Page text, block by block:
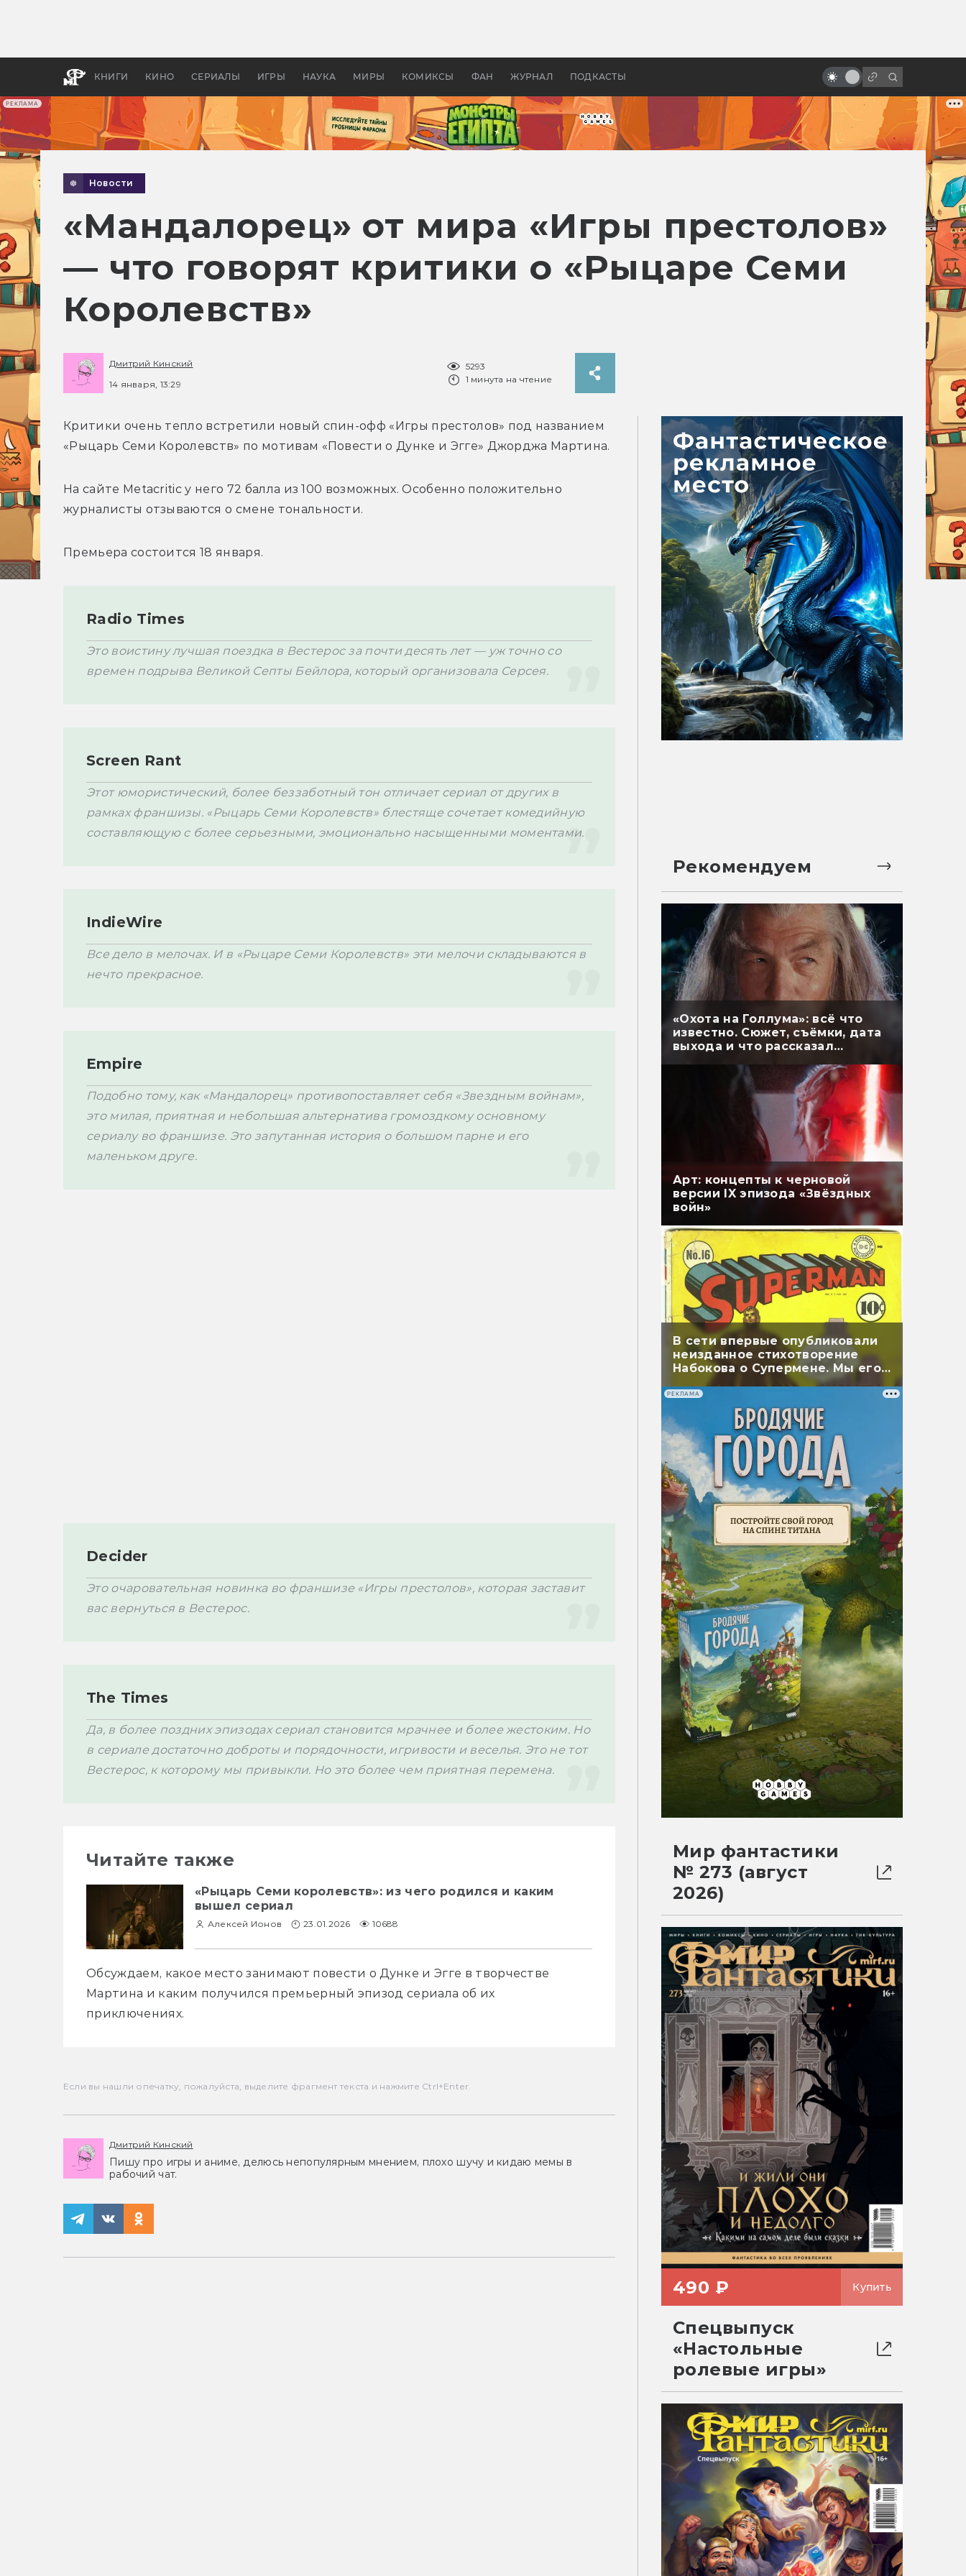
РЕКЛАМА
КНИГИ КИНО СЕРИАЛЫ ИГРЫ НАУКА МИРЫ КОМИКСЫ ФАН ЖУРНАЛ ПОДКАСТЫ
апокалипсис, в России —
бы «Властелина колец»
эпохи
Новости
«Мандалорец» от мира «Игры престолов»
— что говорят критики о «Рыцаре Семи
Королевств»
Дмитрий Кинский
14 января, 13:29
5293
1 минута на чтение
Критики очень тепло встретили новый спин-офф «Игры престолов» под названием
«Рыцарь Семи Королевств» по мотивам «Повести о Дунке и Эгге» Джорджа Мартина.
На сайте Metacritic у него 72 балла из 100 возможных. Особенно положительно
журналисты отзываются о смене тональности.
Премьера состоится 18 января.
Radio Times
Это воистину лучшая поездка в Вестерос за почти десять лет — уж точно со
времен подрыва Великой Септы Бейлора, который организовала Серсея.
Screen Rant
Этот юмористический, более беззаботный тон отличает сериал от других в
рамках франшизы. «Рыцарь Семи Королевств» блестяще сочетает комедийную
составляющую с более серьезными, эмоционально насыщенными моментами.
IndieWire
Все дело в мелочах. И в «Рыцаре Семи Королевств» эти мелочи складываются в
нечто прекрасное.
Empire
Подобно тому, как «Мандалорец» противопоставляет себя «Звездным войнам»,
это милая, приятная и небольшая альтернатива громоздкому основному
сериалу во франшизе. Это запутанная история о большом парне и его
маленьком друге.
Decider
Это очаровательная новинка во франшизе «Игры престолов», которая заставит
вас вернуться в Вестерос.
The Times
Да, в более поздних эпизодах сериал становится мрачнее и более жестоким. Но
в сериале достаточно доброты и порядочности, игривости и веселья. Это не тот
Вестерос, к которому мы привыкли. Но это более чем приятная перемена.
Читайте также
«Рыцарь Семи королевств»: из чего родился и каким
вышел сериал
Алексей Ионов 23.01.2026 10688
Обсуждаем, какое место занимают повести о Дунке и Эгге в творчестве
Мартина и каким получился премьерный эпизод сериала об их
приключениях.
Если вы нашли опечатку, пожалуйста, выделите фрагмент текста и нажмите Ctrl+Enter.
Дмитрий Кинский
Пишу про игры и аниме, делюсь непопулярным мнением, плохо шучу и кидаю мемы в
рабочий чат.
Рекомендуем
«Охота на Голлума»: всё что
известно. Сюжет, съёмки, дата
выхода и что рассказал
Арт: концепты к черновой
версии IX эпизода «Звёздных
войн»
В сети впервые опубликовали
неизданное стихотворение
Набокова о Супермене. Мы его
перевели
РЕКЛАМА
Мир фантастики
№ 273 (август
2026)
490 ₽ Купить
Спецвыпуск
«Настольные
ролевые игры»